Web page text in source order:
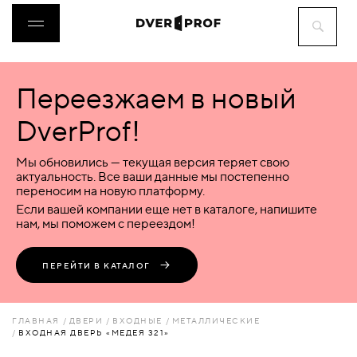
ДВЕРИ
ФУРНИТУРА
ВОРОТА
ПЕРЕГОРОДКИ
Переезжаем в новый
DverProf!
Мы обновились — текущая версия теряет свою
актуальность. Все ваши данные мы постепенно
переносим на новую платформу.
Если вашей компании еще нет в каталоге, напишите
нам, мы поможем с переездом!
ПЕРЕЙТИ В КАТАЛОГ
ГЛАВНАЯ ДВЕРИ ВХОДНЫЕ
МЕТАЛЛИЧЕСКИЕ
ВХОДНАЯ ДВЕРЬ «МЕДЕЯ 321»